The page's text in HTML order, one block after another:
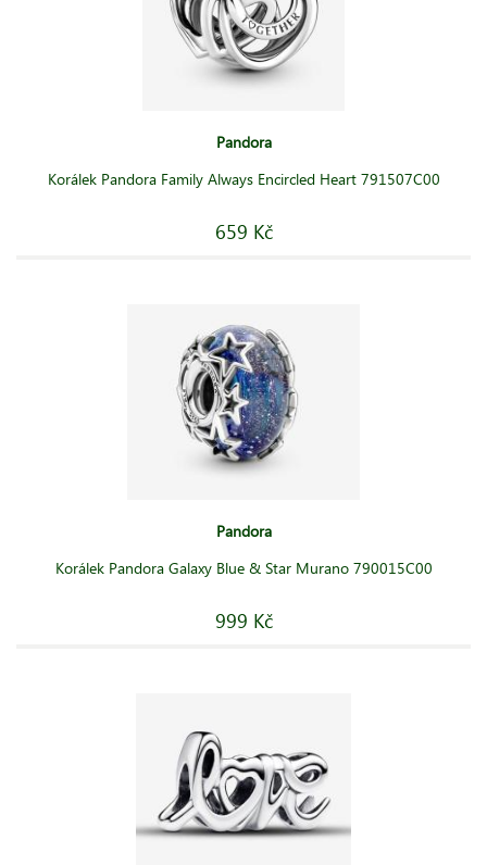
Pandora
Korálek Pandora Family Always Encircled Heart 791507C00
659 Kč
Pandora
Korálek Pandora Galaxy Blue & Star Murano 790015C00
999 Kč